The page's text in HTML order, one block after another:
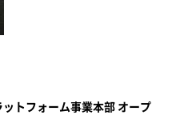
トフォーム事業本部 オープ